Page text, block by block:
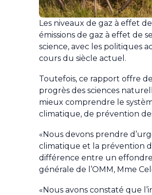
Les niveaux de gaz à effet
émissions de gaz à effet de
science, avec les politiques
cours du siècle actuel.
Toutefois, ce rapport offre
progrès des sciences
mieux comprendre le
climatique, de prévention
«Nous devons prendre
climatique et la prévention
différence entre un
générale de l’OMM, Mme
«Nous avons constaté que